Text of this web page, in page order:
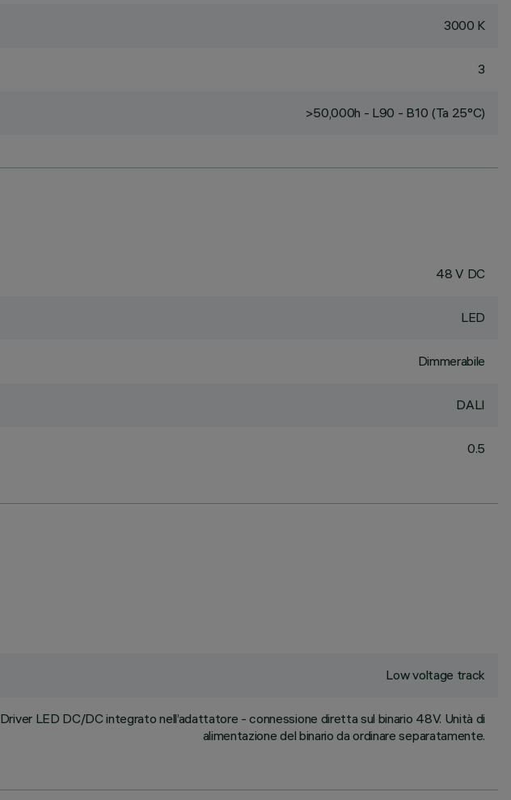
3000 K
3
>50,000h - L90 - B10 (Ta 25°C)
48 V DC
LED
Dimmerabile
DALI
0.5
Low voltage track
Driver LED DC/DC integrato nell’adattatore - connessione diretta sul binario 48V. Unità di
alimentazione del binario da ordinare separatamente.